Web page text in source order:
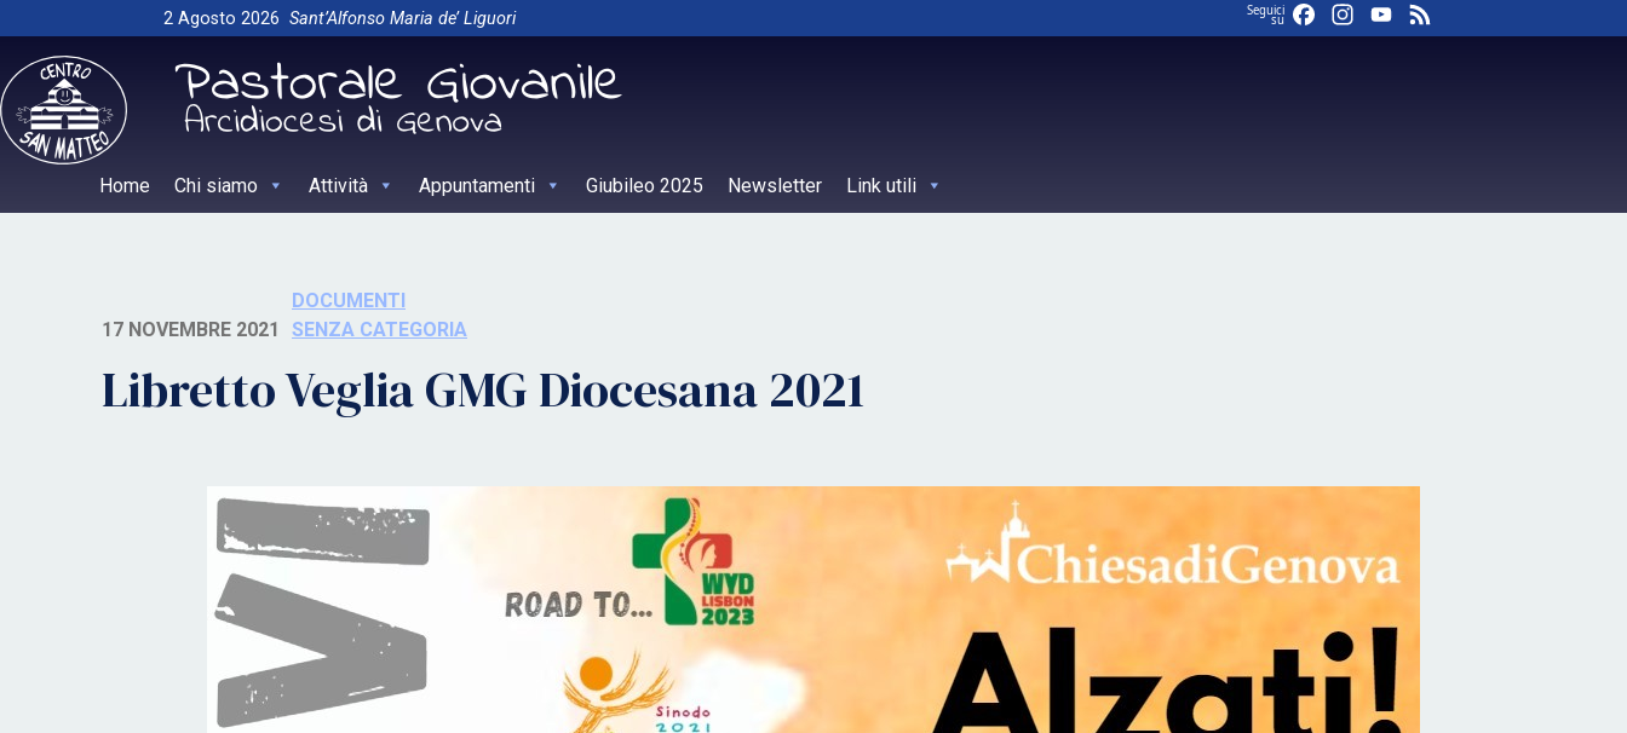
to
content
2 Agosto 2026 Sant’Alfonso Maria de’ Liguori Seguici
su FacebookInstagram
YouTube
Home Chi siamo Attività Appuntamenti Giubileo 2025 Newsletter Link utili
17 NOVEMBRE 2021
DOCUMENTI
SENZA CATEGORIA
Libretto Veglia GMG Diocesana 2021